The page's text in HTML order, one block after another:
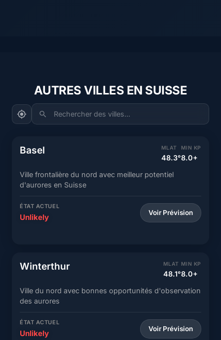
AUTRES VILLES EN SUISSE
Rechercher des villes...
Basel MLAT
48.3°
MIN KP
8.0+
Ville frontalière du nord avec meilleur potentiel
d'aurores en Suisse
ÉTAT ACTUEL
Unlikely Voir Prévision
Winterthur MLAT
48.1°
MIN KP
8.0+
Ville du nord avec bonnes opportunités d'observation
des aurores
ÉTAT ACTUEL
Unlikely Voir Prévision